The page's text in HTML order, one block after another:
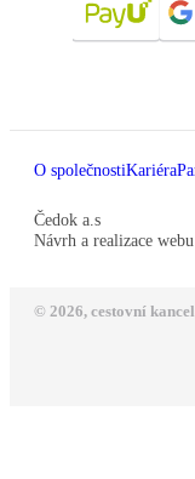
O společnostiKariéra
Čedok a.s
Návrh a realizace webu
© 2026, cestovní